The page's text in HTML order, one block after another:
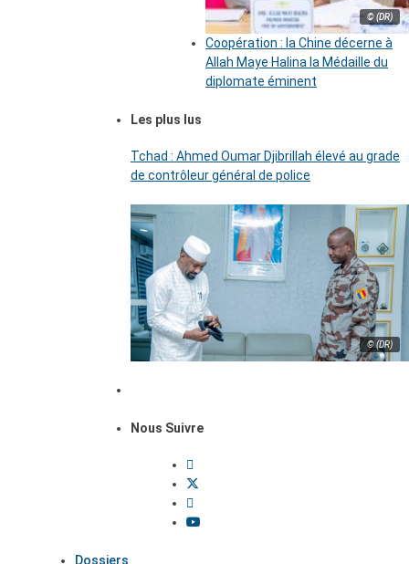
© (DR)
Coopération : la Chine décerne à
Allah Maye Halina la Médaille du
diplomate éminent
Les plus lus
Tchad : Ahmed Oumar Djibrillah élevé au grade
de contrôleur général de police
© (DR)
Nous Suivre
Dossiers